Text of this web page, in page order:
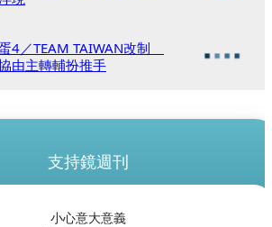
4／TEAM TAIWAN改制
由主轉輔扮推手
支持鏡週刊
小心意大意義